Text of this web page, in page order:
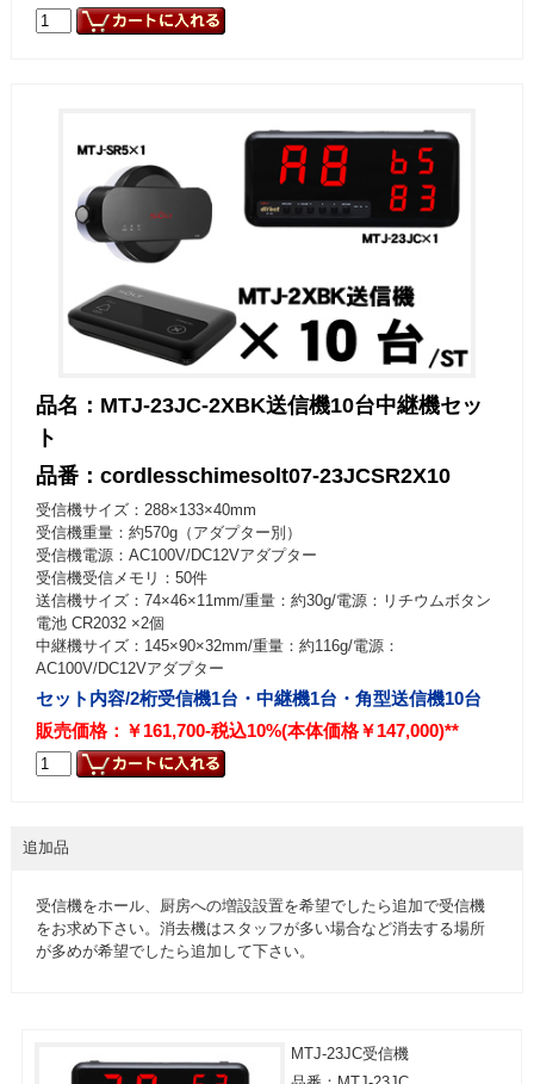
品名：MTJ-23JC-2XBK送信機10台中継機セッ
ト
品番：cordlesschimesolt07-23JCSR2X10
受信機サイズ：288×133×40mm
受信機重量：約570g（アダプター別）
受信機電源：AC100V/DC12Vアダプター
受信機受信メモリ：50件
送信機サイズ：74×46×11mm/重量：約30g/電源：リチウムボタン
電池 CR2032 ×2個
中継機サイズ：145×90×32mm/重量：約116g/電源：
AC100V/DC12Vアダプター
セット内容/2桁受信機1台・中継機1台・角型送信機10台
販売価格：￥161,700-税込10%(本体価格￥147,000)**
追加品
受信機をホール、厨房への増設設置を希望でしたら追加で受信機
をお求め下さい。消去機はスタッフが多い場合など消去する場所
が多めが希望でしたら追加して下さい。
MTJ-23JC受信機